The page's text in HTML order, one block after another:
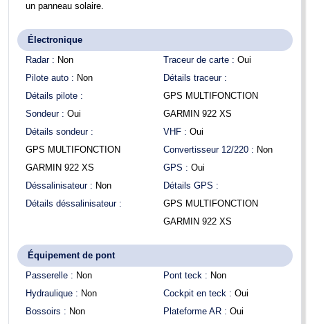
un panneau solaire.
Électronique
Radar : Non
Pilote auto : Non
Détails pilote :
Sondeur : Oui
Détails sondeur :
GPS MULTIFONCTION
GARMIN 922 XS
Déssalinisateur : Non
Détails déssalinisateur :
Traceur de carte : Oui
Détails traceur :
GPS MULTIFONCTION
GARMIN 922 XS
VHF : Oui
Convertisseur 12/220 : Non
GPS : Oui
Détails GPS :
GPS MULTIFONCTION
GARMIN 922 XS
Équipement de pont
Passerelle : Non
Hydraulique : Non
Bossoirs : Non
Pont teck : Non
Cockpit en teck : Oui
Plateforme AR : Oui